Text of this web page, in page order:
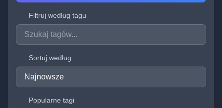
Filtruj według tagu
Sortuj według
Popularne tagi